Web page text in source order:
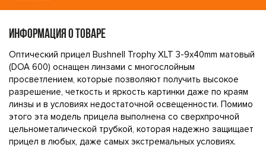
ИНФОРМАЦИЯ О ТОВАРЕ
Оптический прицел Bushnell Trophy XLT 3-9x40mm матовый
(DOA 600) оснащен линзами с многослойным
просветлением, которые позволяют получить высокое
разрешение, четкость и яркость картинки даже по краям
линзы и в условиях недостаточной освещенности. Помимо
этого эта модель прицела выполнена со сверхпрочной
цельнометалической трубкой, которая надежно защищает
прицел в любых, даже самых экстремальных условиях.